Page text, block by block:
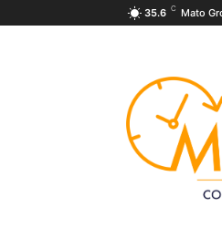
35.6 C Mato